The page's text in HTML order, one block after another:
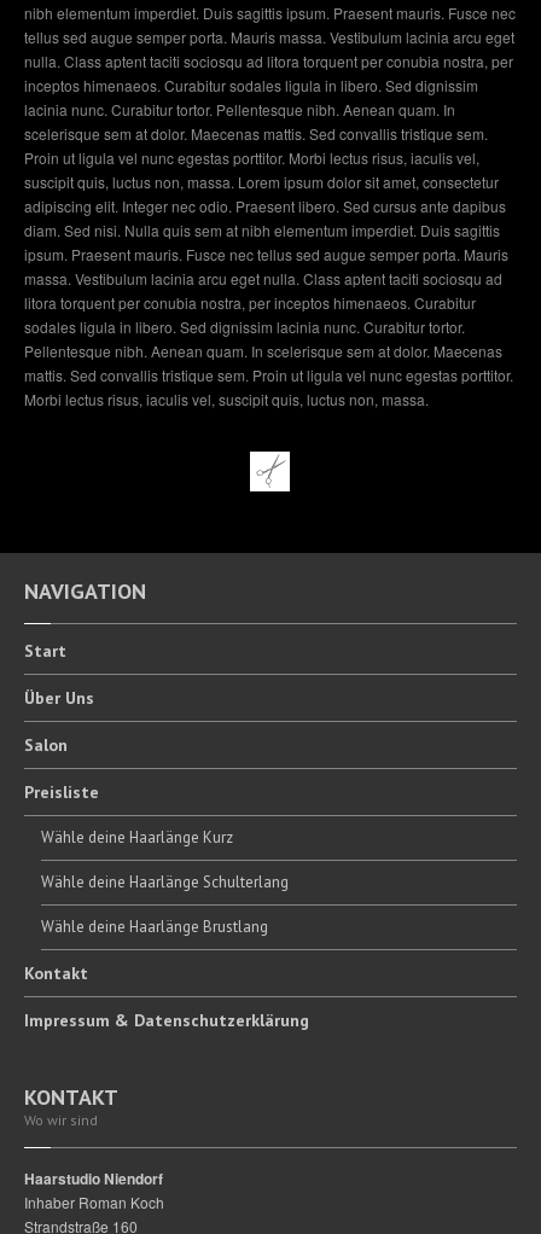
nibh elementum imperdiet. Duis sagittis ipsum. Praesent mauris. Fusce nec
tellus sed augue semper porta. Mauris massa. Vestibulum lacinia arcu eget
nulla. Class aptent taciti sociosqu ad litora torquent per conubia nostra, per
inceptos himenaeos. Curabitur sodales ligula in libero. Sed dignissim
lacinia nunc. Curabitur tortor. Pellentesque nibh. Aenean quam. In
scelerisque sem at dolor. Maecenas mattis. Sed convallis tristique sem.
Proin ut ligula vel nunc egestas porttitor. Morbi lectus risus, iaculis vel,
suscipit quis, luctus non, massa. Lorem ipsum dolor sit amet, consectetur
adipiscing elit. Integer nec odio. Praesent libero. Sed cursus ante dapibus
diam. Sed nisi. Nulla quis sem at nibh elementum imperdiet. Duis sagittis
ipsum. Praesent mauris. Fusce nec tellus sed augue semper porta. Mauris
massa. Vestibulum lacinia arcu eget nulla. Class aptent taciti sociosqu ad
litora torquent per conubia nostra, per inceptos himenaeos. Curabitur
sodales ligula in libero. Sed dignissim lacinia nunc. Curabitur tortor.
Pellentesque nibh. Aenean quam. In scelerisque sem at dolor. Maecenas
mattis. Sed convallis tristique sem. Proin ut ligula vel nunc egestas porttitor.
Morbi lectus risus, iaculis vel, suscipit quis, luctus non, massa.
NAVIGATION
Start
Über Uns
Salon
Preisliste
Wähle deine Haarlänge Kurz
Wähle deine Haarlänge Schulterlang
Wähle deine Haarlänge Brustlang
Kontakt
Impressum & Datenschutzerklärung
KONTAKT
Wo wir sind
Haarstudio Niendorf
Inhaber Roman Koch
Strandstraße 160